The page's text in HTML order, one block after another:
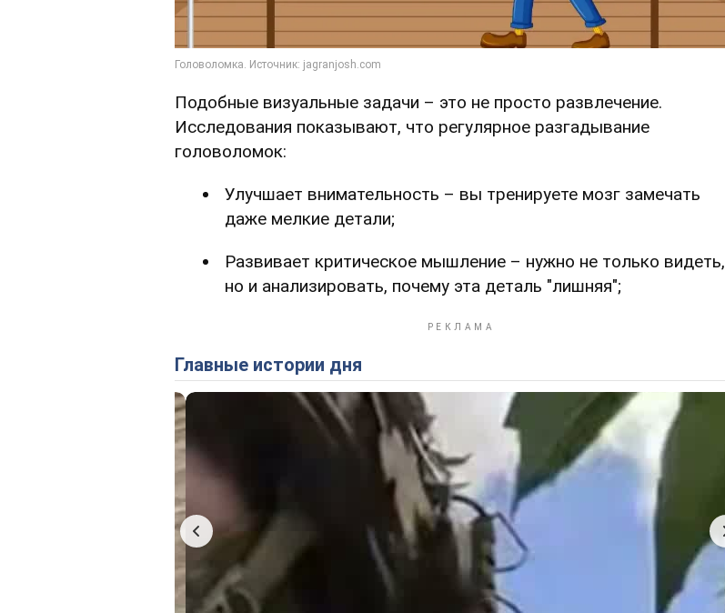
Подобные визуальные задачи – это не просто развлечение.
Исследования показывают, что регулярное разгадывание
головоломок:
Улучшает внимательность – вы тренируете мозг замечать
даже мелкие детали;
Развивает критическое мышление – нужно не только видеть,
но и анализировать, почему эта деталь "лишняя";
Главные истории дня